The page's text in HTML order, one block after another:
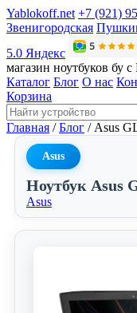
Yablokoff.net +7 (921)
Звенигородская
5.0 Яндекс
магазин ноутбуков бу
Каталог Блог О нас
Корзина
Главная / Блог / Asus
Asus
Ноутбук Asus
Asus